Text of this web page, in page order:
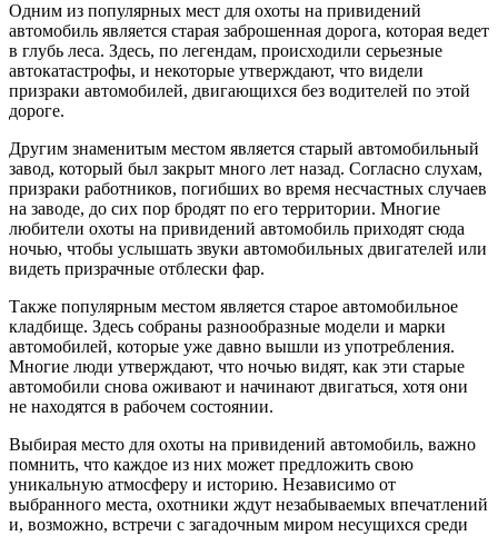
Одним из популярных мест для охоты на привидений
автомобиль является старая заброшенная дорога, которая ведет
в глубь леса. Здесь, по легендам, происходили серьезные
автокатастрофы, и некоторые утверждают, что видели
призраки автомобилей, двигающихся без водителей по этой
дороге.
Другим знаменитым местом является старый автомобильный
завод, который был закрыт много лет назад. Согласно слухам,
призраки работников, погибших во время несчастных случаев
на заводе, до сих пор бродят по его территории. Многие
любители охоты на привидений автомобиль приходят сюда
ночью, чтобы услышать звуки автомобильных двигателей или
видеть призрачные отблески фар.
Также популярным местом является старое автомобильное
кладбище. Здесь собраны разнообразные модели и марки
автомобилей, которые уже давно вышли из употребления.
Многие люди утверждают, что ночью видят, как эти старые
автомобили снова оживают и начинают двигаться, хотя они
не находятся в рабочем состоянии.
Выбирая место для охоты на привидений автомобиль, важно
помнить, что каждое из них может предложить свою
уникальную атмосферу и историю. Независимо от
выбранного места, охотники ждут незабываемых впечатлений
и, возможно, встречи с загадочным миром несущихся среди